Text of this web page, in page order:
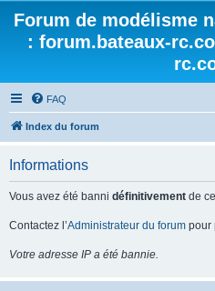
Forum de modélisme
: forum.bateaux-
FAQ
Index du forum
Informations
Vous avez été banni définitivement de
Contactez l’Administrateur du forum pour
Votre adresse IP a été bannie.